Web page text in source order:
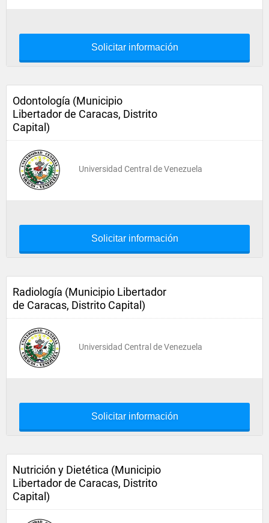
Solicitar información
Odontología (Municipio
Libertador de Caracas, Distrito
Capital)
Universidad Central de Venezuela
Solicitar información
Radiología (Municipio Libertador
de Caracas, Distrito Capital)
Universidad Central de Venezuela
Solicitar información
Nutrición y Dietética (Municipio
Libertador de Caracas, Distrito
Capital)